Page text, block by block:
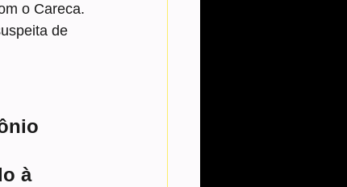
o Careca.
de
à